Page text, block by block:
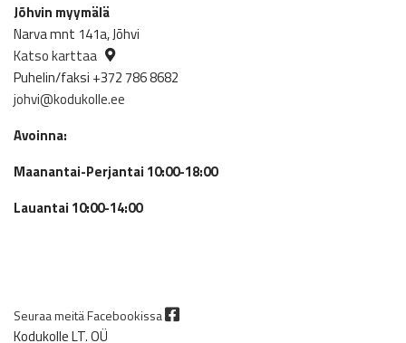
Jõhvin myymälä
Narva mnt 141a, Jõhvi
Katso karttaa
Puhelin/faksi +372 786 8682
johvi@kodukolle.ee
Avoinna:
Maanantai-Perjantai 10:00-18:00
Lauantai 10:00-14:00
Seuraa meitä Facebookissa
Kodukolle LT. OÜ